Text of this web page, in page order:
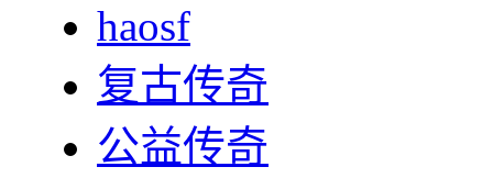
haosf
复古传奇
公益传奇